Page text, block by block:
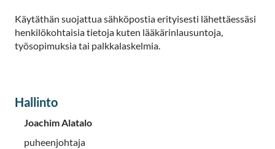
Käytäthän suojattua sähköpostia erityisesti lähettäessäsi
henkilökohtaisia tietoja kuten lääkärinlausuntoja,
työsopimuksia tai palkkalaskelmia.
Hallinto
Joachim Alatalo
puheenjohtaja